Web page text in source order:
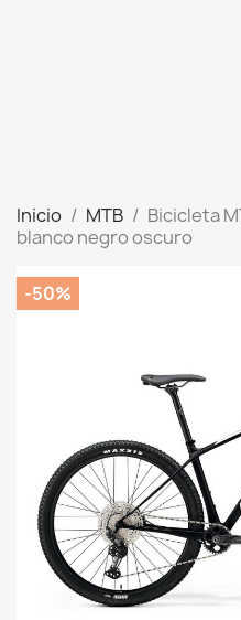
Inicio MTB
Bicicleta
blanco negro oscuro
-50%